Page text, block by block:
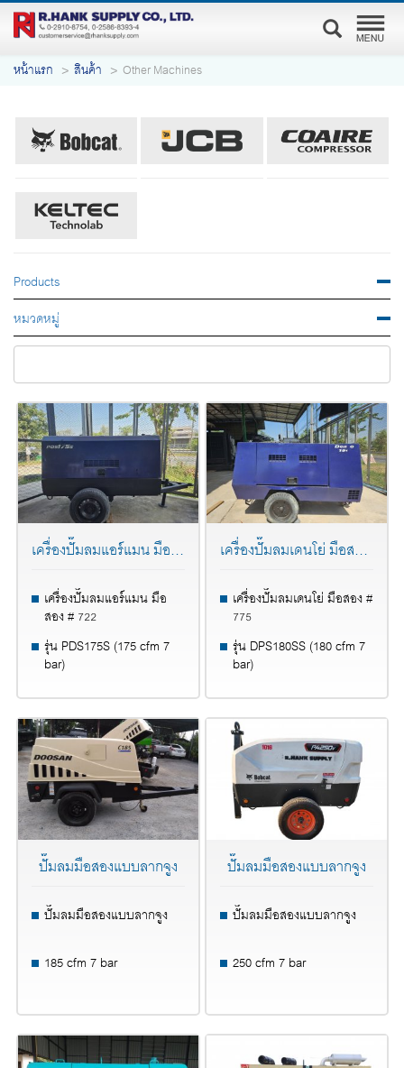
หน้าแรก สินค้า Other Machines
Products
หมวดหมู่
เครื่องปั๊มลมแอร์แมน มือสอง # 722
เครื่องปั๊มลมแอร์แมน มือ
สอง # 722
รุ่น PDS175S (175 cfm 7
bar)
เครื่องปั๊มลมเดนโย่ มือสอง # 775
เครื่องปั๊มลมเดนโย่ มือสอง #
775
รุ่น DPS180SS (180 cfm 7
bar)
ปั๊มลมมือสองแบบลากจูง
ปั๊มลมมือสองแบบลากจูง
185 cfm 7 bar
ปั๊มลมมือสองแบบลากจูง
ปั๊มลมมือสองแบบลากจูง
250 cfm 7 bar